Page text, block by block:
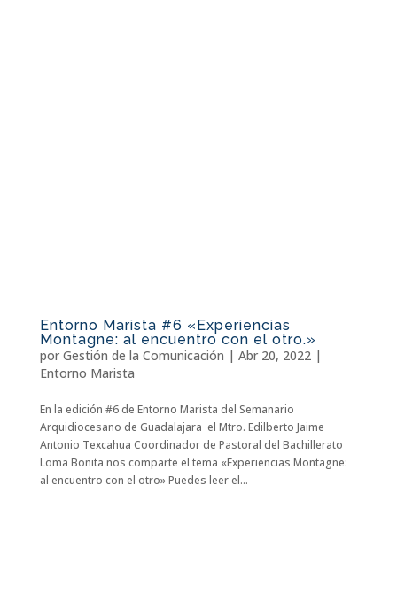
Entorno Marista #6 «Experiencias
Montagne: al encuentro con el otro.»
por Gestión de la Comunicación | Abr 20, 2022|
Entorno Marista
En la edición #6 de Entorno Marista del Semanario
Arquidiocesano de Guadalajara el Mtro. Edilberto Jaime
Antonio Texcahua Coordinador de Pastoral del Bachillerato
Loma Bonita nos comparte el tema «Experiencias Montagne:
al encuentro con el otro» Puedes leer el...